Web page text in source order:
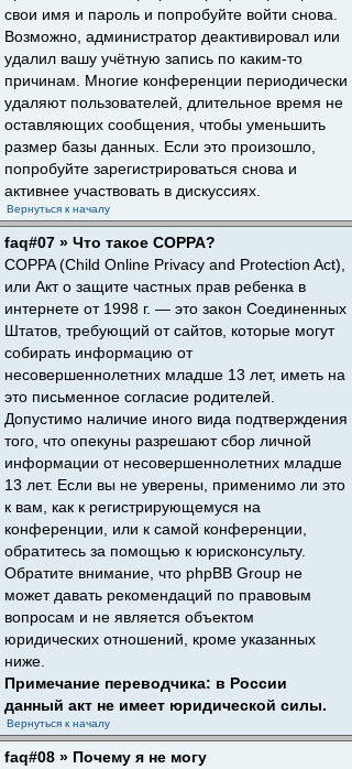
свои имя и пароль и попробуйте войти снова.
Возможно, администратор деактивировал или
удалил вашу учётную запись по каким-то
причинам. Многие конференции периодически
удаляют пользователей, длительное время не
оставляющих сообщения, чтобы уменьшить
размер базы данных. Если это произошло,
попробуйте зарегистрироваться снова и
активнее участвовать в дискуссиях.
Вернуться к началу
faq#07 » Что такое COPPA?
COPPA (Child Online Privacy and Protection Act),
или Акт о защите частных прав ребенка в
интернете от 1998 г. — это закон Соединенных
Штатов, требующий от сайтов, которые могут
собирать информацию от
несовершеннолетних младше 13 лет, иметь на
это письменное согласие родителей.
Допустимо наличие иного вида подтверждения
того, что опекуны разрешают сбор личной
информации от несовершеннолетних младше
13 лет. Если вы не уверены, применимо ли это
к вам, как к регистрирующемуся на
конференции, или к самой конференции,
обратитесь за помощью к юрисконсульту.
Обратите внимание, что phpBB Group не
может давать рекомендаций по правовым
вопросам и не является объектом
юридических отношений, кроме указанных
ниже.
Примечание переводчика: в России
данный акт не имеет юридической силы.
Вернуться к началу
faq#08 » Почему я не могу